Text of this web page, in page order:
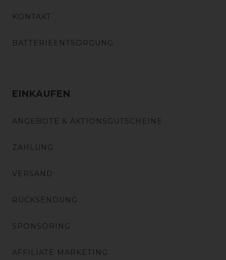
KONTAKT
BATTERIEENTSORGUNG
EINKAUFEN
ANGEBOTE & AKTIONSGUTSCHEINE
ZAHLUNG
VERSAND
RÜCKSENDUNG
SPONSORING
AFFILIATE MARKETING